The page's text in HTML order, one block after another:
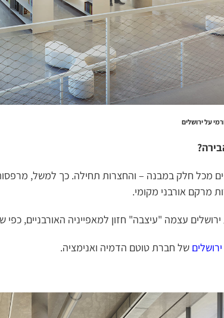
על ירושלים
מכל חלק במבנה – והחצרות תחילה. כך למשל, מרפסות
מרקם אורבני מקומי.
ירושלים עצמה "עיצבה" חזון למאפייניה האורבניים,
של חברת טוטם הדמיה ואנימציה.